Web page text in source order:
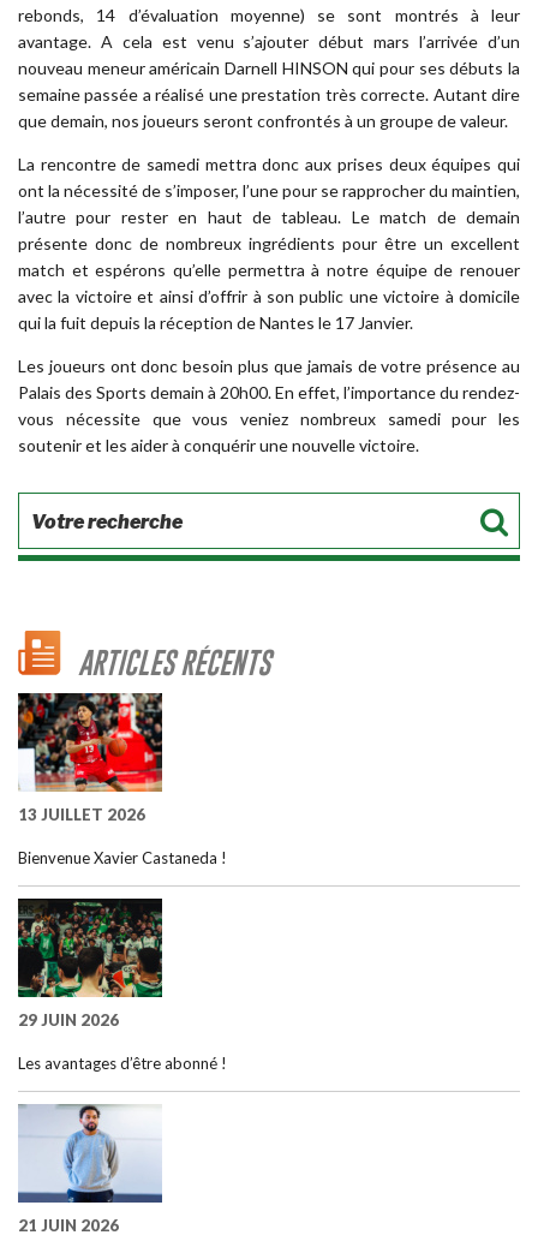
rebonds, 14 d’évaluation moyenne) se sont montrés à leur
avantage. A cela est venu s’ajouter début mars l’arrivée d’un
nouveau meneur américain Darnell HINSON qui pour ses débuts la
semaine passée a réalisé une prestation très correcte. Autant dire
que demain, nos joueurs seront confrontés à un groupe de valeur.
La rencontre de samedi mettra donc aux prises deux équipes qui
ont la nécessité de s’imposer, l’une pour se rapprocher du maintien,
l’autre pour rester en haut de tableau. Le match de demain
présente donc de nombreux ingrédients pour être un excellent
match et espérons qu’elle permettra à notre équipe de renouer
avec la victoire et ainsi d’offrir à son public une victoire à domicile
qui la fuit depuis la réception de Nantes le 17 Janvier.
Les joueurs ont donc besoin plus que jamais de votre présence au
Palais des Sports demain à 20h00. En effet, l’importance du rendez-
vous nécessite que vous veniez nombreux samedi pour les
soutenir et les aider à conquérir une nouvelle victoire.
ARTICLES RÉCENTS
13 JUILLET 2026
Bienvenue Xavier Castaneda !
29 JUIN 2026
Les avantages d’être abonné !
21 JUIN 2026